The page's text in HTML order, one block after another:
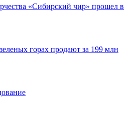
«Сибирский чир» прошел в
горах продают за 199 млн